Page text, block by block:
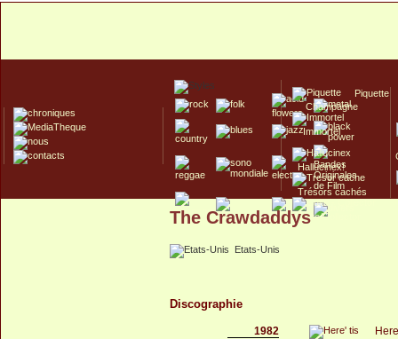
Piquette
Champagne
Immortel
Hallucinex!
Trésors cachés
Culte/Collector
The Crawdaddys
Etats-Unis
Discographie
1982